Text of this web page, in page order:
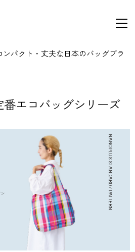
パクト・丈夫な日本のバッグブラ
エコバッグシリーズ
ン